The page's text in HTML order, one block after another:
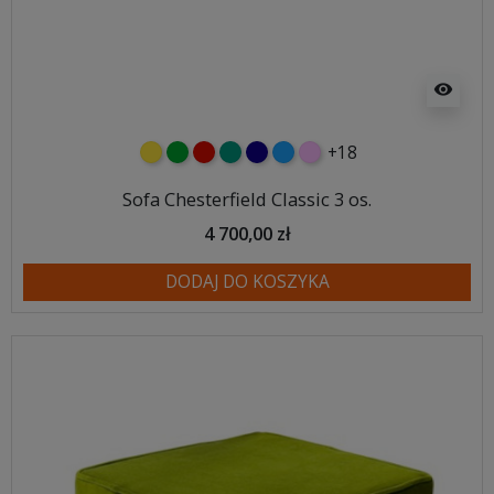
visibility
żółtyzielonyczerwony
turkusowy
granatowy
niebieski
różowy
+18
Sofa Chesterfield Classic 3 os.
4 700,00 zł
DODAJ DO KOSZYKA